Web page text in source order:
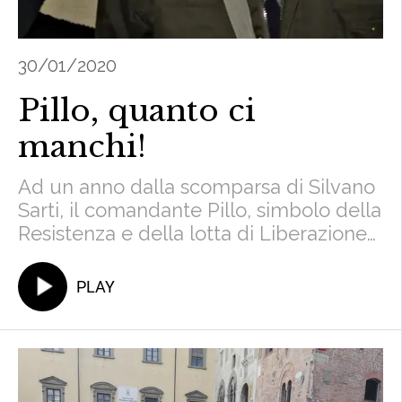
30/01/2020
Pillo, quanto ci
manchi!
Ad un anno dalla scomparsa di Silvano
Sarti, il comandante Pillo, simbolo della
Resistenza e della lotta di Liberazione
del Nazifascismo, vi riproponiamo
alcuni passaggi di una delle sue ultime
interviste.“La nuova Resistenza è
difendere la Costituzione, a cominciare
dal diritto al lavoro”. Parola d
PLAY